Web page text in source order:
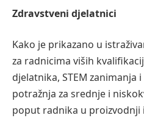
Zdravstveni djelatnici
Kako je prikazano u
za radnicima viših
djelatnika, STEM zanimanja
potražnja za srednje i
poput radnika u